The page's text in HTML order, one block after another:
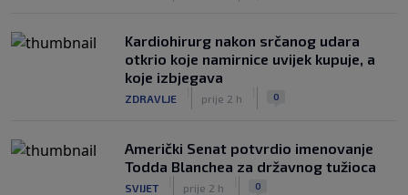
Kardiohirurg nakon srčanog udara
otkrio koje namirnice uvijek kupuje, a
koje izbjegava
ZDRAVLJE prije 2 h 0
Američki Senat potvrdio imenovanje
Todda Blanchea za državnog tužioca
SVIJET prije 2 h 0